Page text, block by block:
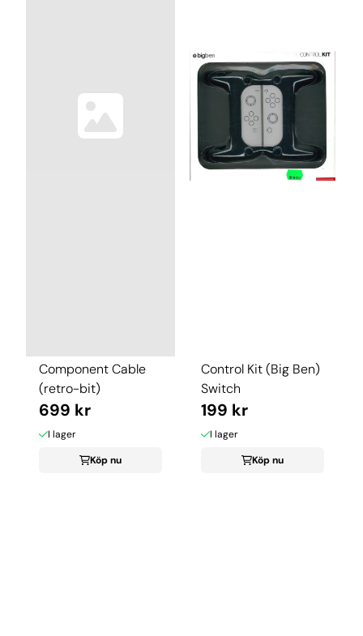
Component Cable
(retro-bit)
699 kr
I lager
Köp nu
Control Kit (Big Ben)
Switch
199 kr
I lager
Köp nu